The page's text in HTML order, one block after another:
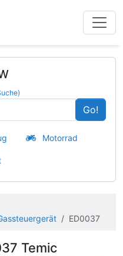
Go!
Motorrad
ED0037
Temic